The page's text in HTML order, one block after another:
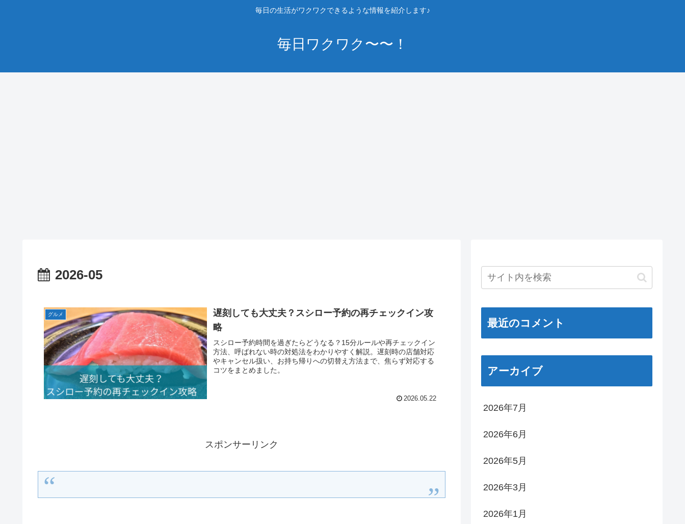
毎日の生活がワクワクできるような情報を紹介します♪
毎日ワクワク〜〜！
2026-05
グルメ
遅刻しても大丈夫？スシロー予約の再チェックイン攻
略
スシロー予約時間を過ぎたらどうなる？15分ルールや再チェックイン
方法、呼ばれない時の対処法をわかりやすく解説。遅刻時の店舗対応
やキャンセル扱い、お持ち帰りへの切替え方法まで、焦らず対応する
コツをまとめました。
2026.05.22
スポンサーリンク
最近のコメント
アーカイブ
2026年7月
2026年6月
2026年5月
2026年3月
2026年1月